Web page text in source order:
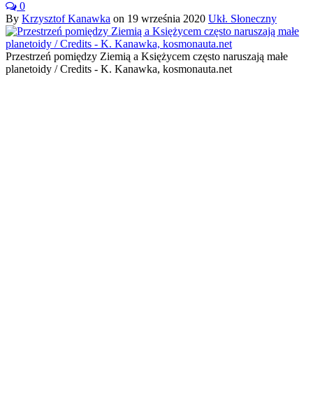
0
By Krzysztof Kanawka on 19 września 2020 Ukł. Słoneczny
Przestrzeń pomiędzy Ziemią a Księżycem często naruszają małe
planetoidy / Credits - K. Kanawka, kosmonauta.net